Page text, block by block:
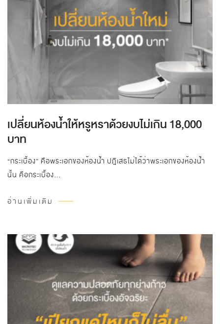
เปลี่ยนห้องน้ำให้หรูหราด้วยงบไม่เกิน 18,000
บาท
“กระเบื้อง” คือพระเอกของห้องน้ำ ปฎิเสธไม่ได้ว่าพระเอกของห้องน้ำ
นั้น คือกระเบื้อง…
อ่านเพิ่มเติม